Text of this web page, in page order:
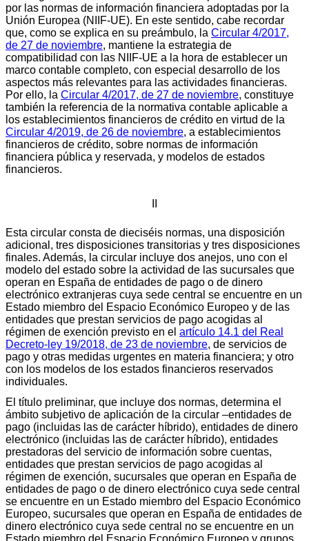
por las normas de información financiera adoptadas por la
Unión Europea (NIIF-UE). En este sentido, cabe recordar
que, como se explica en su preámbulo, la Circular 4/2017,
de 27 de noviembre, mantiene la estrategia de
compatibilidad con las NIIF-UE a la hora de establecer un
marco contable completo, con especial desarrollo de los
aspectos más relevantes para las actividades financieras.
Por ello, la Circular 4/2017, de 27 de noviembre, constituye
también la referencia de la normativa contable aplicable a
los establecimientos financieros de crédito en virtud de la
Circular 4/2019, de 26 de noviembre, a establecimientos
financieros de crédito, sobre normas de información
financiera pública y reservada, y modelos de estados
financieros.
Esta circular consta de dieciséis normas, una disposición
adicional, tres disposiciones transitorias y tres disposiciones
finales. Además, la circular incluye dos anejos, uno con el
modelo del estado sobre la actividad de las sucursales que
operan en España de entidades de pago o de dinero
electrónico extranjeras cuya sede central se encuentre en un
Estado miembro del Espacio Económico Europeo y de las
entidades que prestan servicios de pago acogidas al
régimen de exención previsto en el artículo 14.1 del Real
Decreto-ley 19/2018, de 23 de noviembre, de servicios de
pago y otras medidas urgentes en materia financiera; y otro
con los modelos de los estados financieros reservados
individuales.
El título preliminar, que incluye dos normas, determina el
ámbito subjetivo de aplicación de la circular –entidades de
pago (incluidas las de carácter híbrido), entidades de dinero
electrónico (incluidas las de carácter híbrido), entidades
prestadoras del servicio de información sobre cuentas,
entidades que prestan servicios de pago acogidas al
régimen de exención, sucursales que operan en España de
entidades de pago o de dinero electrónico cuya sede central
se encuentre en un Estado miembro del Espacio Económico
Europeo, sucursales que operan en España de entidades de
dinero electrónico cuya sede central no se encuentre en un
Estado miembro del Espacio Económico Europeo y grupos